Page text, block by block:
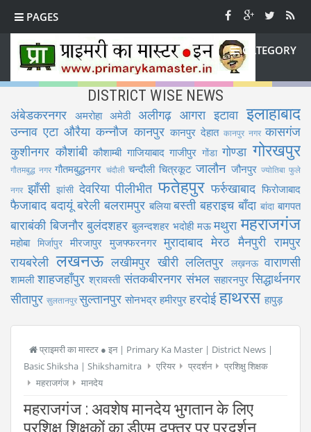
PAGES
CATEGORY
DISTRICT WISE NEWS
अंबेडकरनगर अमरोहा अमेठी अलीगढ़ आगरा इटावा इलाहाबाद
उन्नाव एटा औरैया कन्नौज कानपुर कानपुर देहात कानपुर नगर कासगंज
कुशीनगर कौशांबी कौशाम्बी गाजियाबाद गाजीपुर गोंडा गोण्डा गोरखपुर
गौतमबुद्ध नगर गौतमबुद्धनगर चंदौली चन्दौली चित्रकूट जालौन जौनपुर ज्योतिबा फुले
नगर झाँसी झांसी देवरिया पीलीभीत फतेहपुर फर्रुखाबाद फिरोजाबाद
फैजाबाद बदायूं बरेली बलरामपुर बलिया बस्ती बहराइच बाँदा बांदा बागपत
बाराबंकी बिजनौर बुलंदशहर बुलन्दशहर भदोही मऊ मथुरा महराजगंज
महोबा मिर्जापुर मीरजापुर मुजफ्फरनगर मुरादाबाद मेरठ मैनपुरी रामपुर
रायबरेली लखनऊ लखीमपुर खीरी ललितपुर लख़नऊ वाराणसी
शामली शाहजहाँपुर श्रावस्ती संतकबीरनगर संभल सहारनपुर सिद्धार्थनगर
सीतापुर सुलतानपुरसुल्तानपुर सोनभद्र हमीरपुर हरदोई हाथरस हापुड़
प्राइमरी का मास्टर ● इन | Primary Ka Master | District News |
Basic Shiksha | Shikshamitra
एरियर प्रदर्शन
प्रशिक्षु शिक्षक
महराजगंज
मानदेय
महराजगंज : अवशेष मानदेय भुगतान के लिए
प्रशिक्षु शिक्षकों का डीएम दफ्तर पर प्रदर्शन